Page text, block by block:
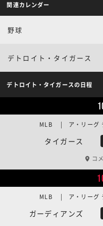
関連カレンダー
野球
デトロイト・タイガース
デトロイト・タイガースの日程
タイガース
MLB | ア・リーグ
コ
ガーディアンズ
MLB | ア・リーグ